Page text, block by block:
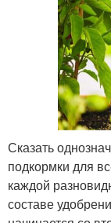
Сказать
подкормки для
каждой
составе